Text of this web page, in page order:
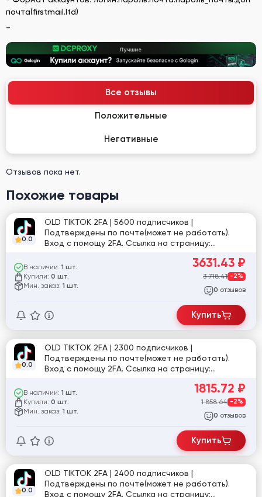
почта(firstmail.ltd)
Все отзывы
Положительные
Негативные
Отзывов пока нет.
Похожие товары
0.0
OLD TIKTOK 2FA | 5600 подписчиков |
Подтверждены по почте(может не работать).
Вход с помощу 2FA. Ссылка на страницу:
В наличии: 1 шт.
Купили: 0 шт.
Мин. заказ: 1 шт.
3631.43 ₽
3 718.41 -2%
0 отзывов
Купить
0.0
OLD TIKTOK 2FA | 2300 подписчиков |
Подтверждены по почте(может не работать).
Вход с помощу 2FA. Ссылка на страницу:
В наличии: 1 шт.
Купили: 0 шт.
Мин. заказ: 1 шт.
1815.72 ₽
1 858.64 -2%
0 отзывов
Купить
0.0
OLD TIKTOK 2FA | 2400 подписчиков |
Подтверждены по почте(может не работать).
Вход с помощу 2FA. Ссылка на страницу: